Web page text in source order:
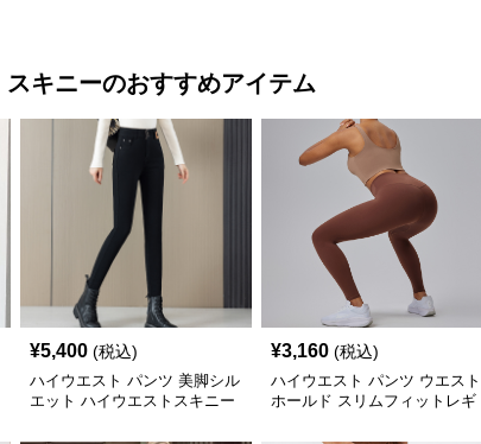
スキニーのおすすめアイテム
¥5,400 (税込)
ハイウエスト パンツ 美脚シル
エット ハイウエストスキニー
¥3,160 (税込)
ハイウエスト パンツ ウエスト
ホールド スリムフィットレギ